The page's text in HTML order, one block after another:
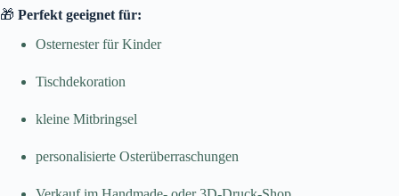
🎁 Perfekt geeignet für:
Osternester für Kinder
Tischdekoration
kleine Mitbringsel
personalisierte Osterüberraschungen